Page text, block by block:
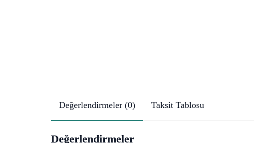
Değerlendirmeler (0) Taksit Tablosu
Değerlendirmeler